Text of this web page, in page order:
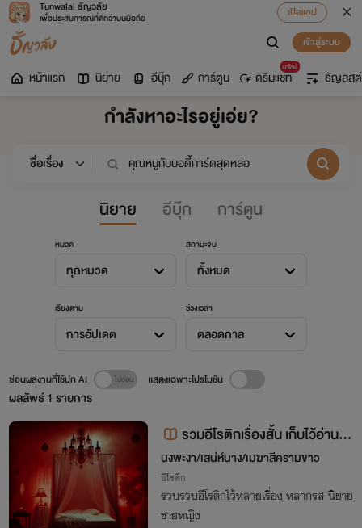
Tunwalai ธัญวลัย
เพื่อประสบการณ์ที่ดีกว่าบนมือถือ
เปิดแอป
เข้าสู่ระบบ
หน้าแรก นิยาย อีบุ๊ก การ์ตูน
มาใหม่
ดรีมแชท ธัญลิสต์
กำลังหาอะไรอยู่เอ่ย?
นิยาย อีบุ๊ก การ์ตูน
หมวด
ทุกหมวด
สถานะจบ
ทั้งหมด
เรียงตาม
การอัปเดต
ช่วงเวลา
ตลอดกาล
ผลลัพธ์1 รายการ
ซ่อนผลงานที่ใช้ปก AI แสดงเฉพาะโปรโมชัน
รวมอีโรติกเรื่องสั้น เก็บไว้อ่านก่
อนนอน
นงพะงา/เสน่ห์นาง/เมฆาสีครามขาว
อีโรติก
รวบรวบอีโรติกไว้หลายเรื่อง หลากรส นิยาย
ชายหญิง